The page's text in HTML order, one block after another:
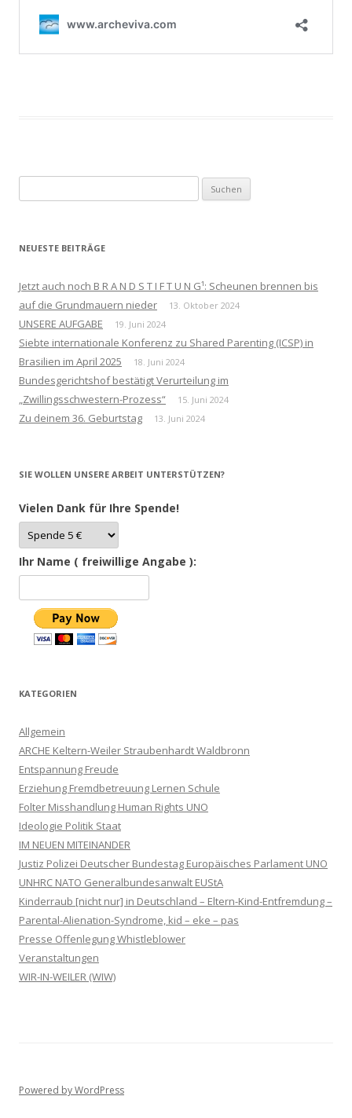
nach:
NEUESTE BEITRÄGE
Jetzt auch noch B R A N D S T I F T U N G¹: Scheunen brennen bis
auf die Grundmauern nieder
13. Oktober 2024
UNSERE AUFGABE 19. Juni 2024
Siebte internationale Konferenz zu Shared Parenting (ICSP) in
Brasilien im April 2025
18. Juni 2024
Bundesgerichtshof bestätigt Verurteilung im
„Zwillingsschwestern-Prozess“
15. Juni 2024
Zu deinem 36. Geburtstag 13. Juni 2024
SIE WOLLEN UNSERE ARBEIT UNTERSTÜTZEN?
Vielen Dank für Ihre Spende!
Ihr Name ( freiwillige Angabe ):
KATEGORIEN
Allgemein
ARCHE Keltern-Weiler Straubenhardt Waldbronn
Entspannung Freude
Erziehung Fremdbetreuung Lernen Schule
Folter Misshandlung Human Rights UNO
Ideologie Politik Staat
IM NEUEN MITEINANDER
Justiz Polizei Deutscher Bundestag Europäisches Parlament UNO
UNHRC NATO Generalbundesanwalt EUStA
Kinderraub [nicht nur] in Deutschland – Eltern-Kind-Entfremdung –
Parental-Alienation-Syndrome, kid – eke – pas
Presse Offenlegung Whistleblower
Veranstaltungen
WIR-IN-WEILER (WIW)
Powered by WordPress